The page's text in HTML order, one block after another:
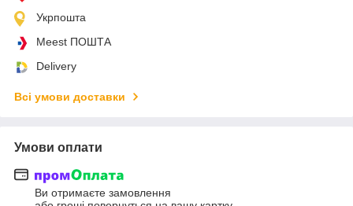
Укрпошта
Meest ПОШТА
Delivery
Всі умови доставки
Умови оплати
Ви отримаєте замовлення